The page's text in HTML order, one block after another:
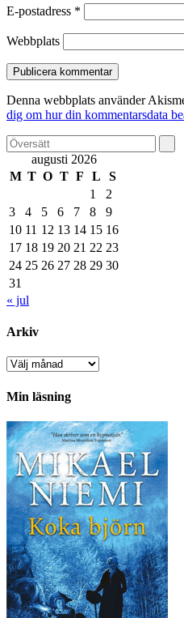
E-postadress *
Webbplats
Denna webbplats använder
dig om hur din kommentarsdata
augusti 2026
M T O T F L
S
1
2
3
4 5 6 7 8
9
10 11 12 13 14 15 16
17 18 19 20 21 22 23
24 25 26 27 28 29 30
31
« jul
Arkiv
Arkiv
Min läsning